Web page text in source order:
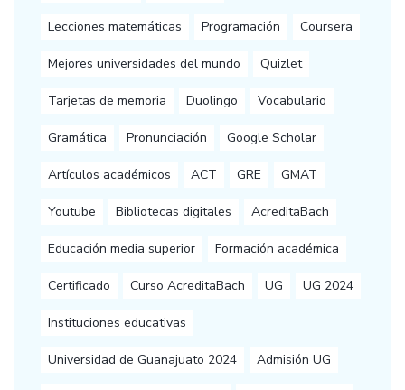
Lecciones matemáticas Programación Coursera
Mejores universidades del mundo Quizlet
Tarjetas de memoria Duolingo Vocabulario
Gramática Pronunciación Google Scholar
Artículos académicos ACT GRE GMAT
Youtube Bibliotecas digitales AcreditaBach
Educación media superior Formación académica
Certificado Curso AcreditaBach UG UG 2024
Instituciones educativas
Universidad de Guanajuato 2024 Admisión UG